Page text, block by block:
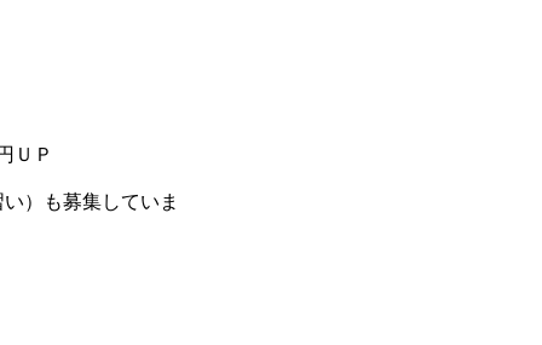
ＵＰ
）も募集していま